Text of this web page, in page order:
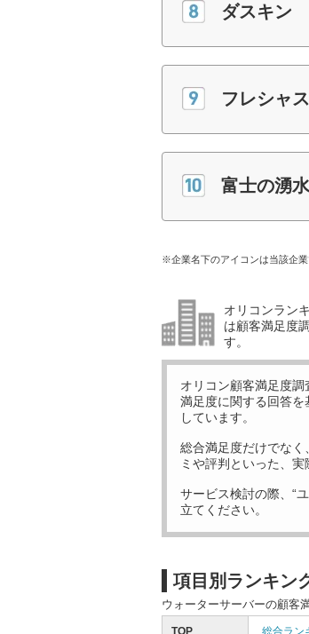
ダスキン
フレシャ
富士の湧水
※企業名下のアイコンは当該企業
オリコンラン
は顧客満足度
す。
オリコン顧客満足度
満足度に関する回答を
しています。
総合満足度だけでなく
ミや評判といった、実
サービス検討の際、“
立てください。
項目別ランキン
ウォーターサーバーの顧客
TOP 総合ラン